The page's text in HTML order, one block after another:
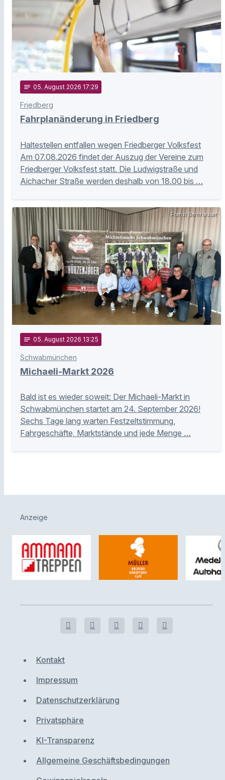
notes 05. August 2026 17:29
Friedberg
Fahrplanänderung in Friedberg
Haltestellen entfallen wegen Friedberger Volksfest
Am 07.08.2026 findet der Auszug der Vereine zum
Friedberger Volksfest statt. Die Ludwigstraße und
Aichacher Straße werden deshalb von 18.00 bis …
Franzi Bernhauser
notes 05. August 2026 13:25
Schwabmünchen
Michaeli-Markt 2026
Bald ist es wieder soweit: Der Michaeli-Markt in
Schwabmünchen startet am 24. September 2026!
Sechs Tage lang warten Festzeltstimmung,
Fahrgeschäfte, Marktstände und jede Menge …
Anzeige
Kontakt
Impressum
Datenschutzerklärung
Privatsphäre
KI-Transparenz
Allgemeine Geschäftsbedingungen